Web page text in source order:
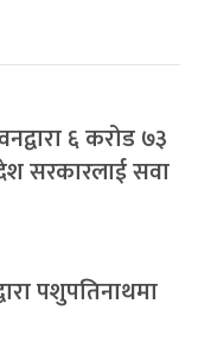
६ करोड ७३
सरकारलाई सवा
पशुपतिनाथमा